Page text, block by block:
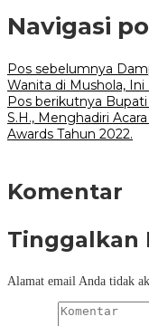
Navigasi
Pos sebelumnya
Wanita di Mushola,
Pos berikutnya
S.H., Menghadiri
Awards Tahun 2022.
Komentar
Tinggalkan
Alamat email Anda tidak